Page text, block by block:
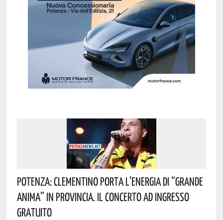
Potenza: Clementino Porta L’energia Di “Grande
Anima” In Provincia. Il Concerto Ad Ingresso
Gratuito